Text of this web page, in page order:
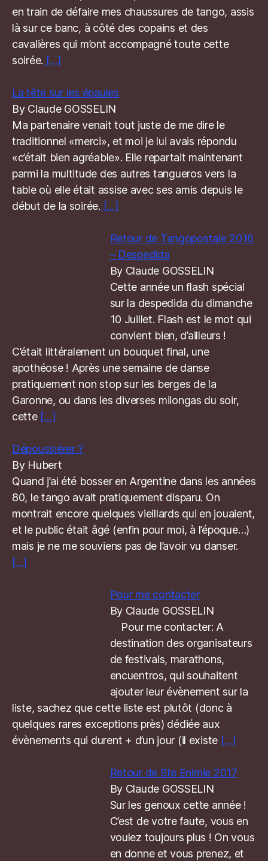
en train de défaire mes chaussures de tango, assis
là sur ce banc, à côté des copains et des
cavalières qui m’ont accompagné toute cette
soirée. […]
La tête sur les épaules
By Claude GOSSELIN
Ma partenaire venait tout juste de me dire le
traditionnel «merci», et moi je lui avais répondu
«c’était bien agréable». Elle repartait maintenant
parmi la multitude des autres tangueros vers la
table où elle était assise avec ses amis depuis le
début de la soirée. […]
Retour de Tangopostale 2016
– Despedida
By Claude GOSSELIN
Cette année un flash spécial
sur la despedida du dimanche
10 Juillet. Flash est le mot qui
convient bien, d’ailleurs !
C’était littéralement un bouquet final, une
apothéose ! Après une semaine de danse
pratiquement non stop sur les berges de la
Garonne, ou dans les diverses milongas du soir,
cette […]
Dépoussiérer ?
By Hubert
Quand j’ai été bosser en Argentine dans les années
80, le tango avait pratiquement disparu. On
montrait encore quelques vieillards qui en jouaient,
et le public était âgé (enfin pour moi, à l’époque…)
mais je ne me souviens pas de l’avoir vu danser.
[…]
Pour me contacter
By Claude GOSSELIN
Pour me contacter: A
destination des organisateurs
de festivals, marathons,
encuentros, qui souhaitent
ajouter leur évènement sur la
liste, sachez que cette liste est plutôt (donc à
quelques rares exceptions près) dédiée aux
évènements qui durent + d’un jour (il existe […]
Retour de Ste Enimie 2017
By Claude GOSSELIN
Sur les genoux cette année !
C’est de votre faute, vous en
voulez toujours plus ! On vous
en donne et vous prenez, et